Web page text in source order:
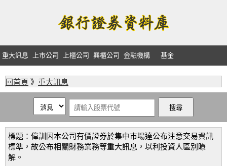
重大訊息 上市公司 上櫃公司 興櫃公司 金融機構 基金
回首頁 》 重大訊息
標題：偉訓因本公司有價證券於集中市場達公布注意交易資訊
標準，故公布相關財務業務等重大訊息，以利投資人區別瞭
解。